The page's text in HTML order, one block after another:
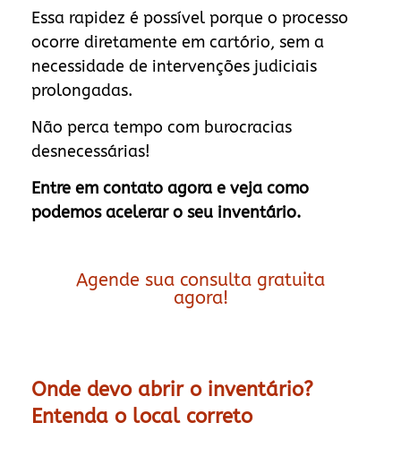
Essa rapidez é possível porque o processo
ocorre diretamente em cartório, sem a
necessidade de intervenções judiciais
prolongadas.
Não perca tempo com burocracias
desnecessárias!
Entre em contato agora e veja como
podemos acelerar o seu inventário.
Agende sua consulta gratuita
agora!
Onde devo abrir o inventário?
Entenda o local correto